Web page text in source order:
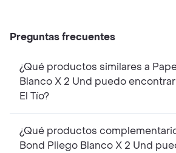
Preguntas frecuentes
¿Qué productos similares a
Blanco X 2 Und puedo
El Tío?
¿Qué productos
Bond Pliego Blanco X 2 Und